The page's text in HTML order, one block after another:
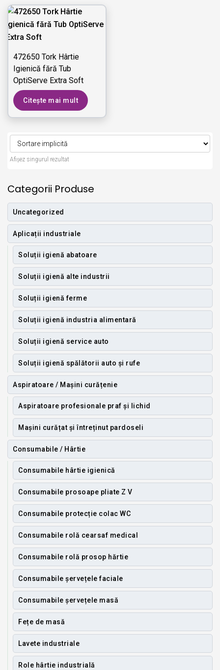
472650 Tork Hârtie
Igienică fără Tub
OptiServe Extra Soft
Citește mai mult
Afișez singurul rezultat
Categorii Produse
Uncategorized
Aplicații industriale
Soluții igienă abatoare
Soluții igienă alte industrii
Soluții igienă ferme
Soluții igienă industria alimentară
Soluții igienă service auto
Soluții igienă spălătorii auto și rufe
Aspiratoare / Mașini curățenie
Aspiratoare profesionale praf și lichid
Mașini curățat și întreținut pardoseli
Consumabile / Hârtie
Consumabile hârtie igienică
Consumabile prosoape pliate Z V
Consumabile protecție colac WC
Consumabile rolă cearsaf medical
Consumabile rolă prosop hărtie
Consumabile șervețele faciale
Consumabile șervețele masă
Fețe de masă
Lavete industriale
Role hârtie industrială